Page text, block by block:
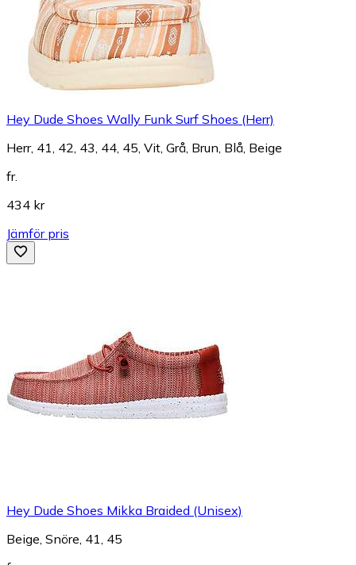
Hey Dude Shoes Wally Funk Surf Shoes (Herr)
Herr, 41, 42, 43, 44, 45, Vit, Grå, Brun, Blå, Beige
fr.
434 kr
Jämför pris
Hey Dude Shoes Mikka Braided (Unisex)
Beige, Snöre, 41, 45